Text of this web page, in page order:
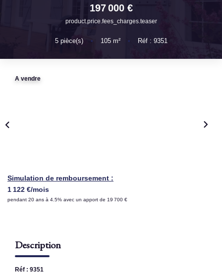
Pré-Estimation
Estimation Par Un Professionnel
GESTION
Nos Actualités
197 000 €
product.price.fees_charges.teaser
5pièce(s) • 105m² • Réf : 9351
A vendre
Simulation de remboursement :
1 122 €/mois
pendant 20 ans à 4.5% avec un apport de 19 700 €
Description
Réf : 9351